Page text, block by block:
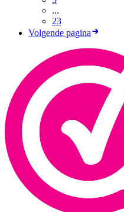
...
23
Volgende pagina